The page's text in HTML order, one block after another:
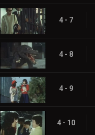
4 - 7
4 - 8
4 - 9
4 - 10